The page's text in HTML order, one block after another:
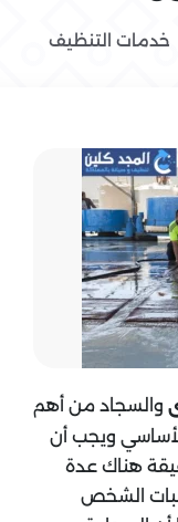
خدمات التنظيف
والسجاد من أهم
الأساسي ويجب أن
هناك عدة
الشخص